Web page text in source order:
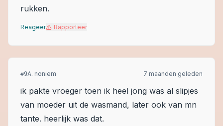
rukken.
Reageer Rapporteer
#9A. noniem 7 maanden geleden
ik pakte vroeger toen ik heel jong was al slipjes
van moeder uit de wasmand, later ook van mn
tante. heerlijk was dat.